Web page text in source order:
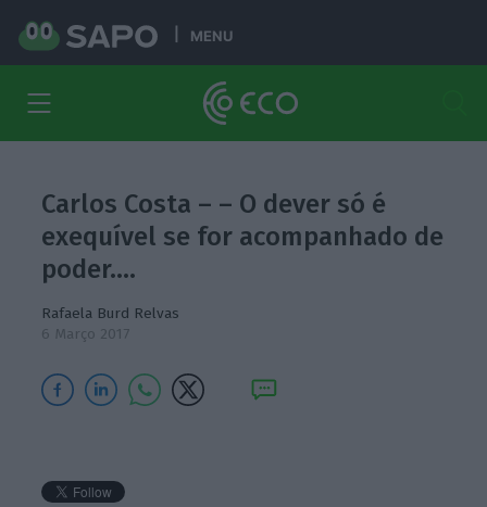
MENU
Carlos Costa – – O dever só é
exequível se for acompanhado de
poder.…
Rafaela Burd Relvas
6 Março 2017